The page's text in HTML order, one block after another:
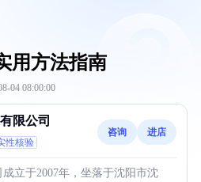
用方法指南
04 08:00:00
限公司
性核验
咨询 进店
立于2007年，坐落于沈阳市沈